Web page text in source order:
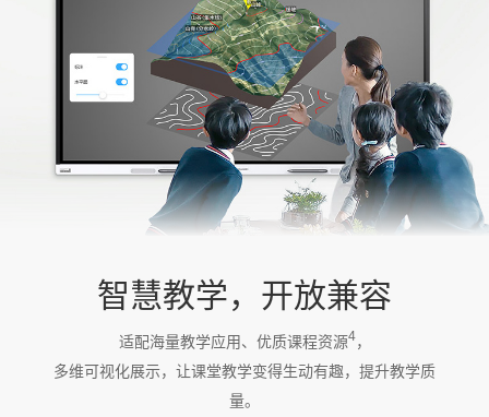
智慧教学，开放兼容
适配海量教学应用、优质课程资源4，
多维可视化展示，让课堂教学变得生动有趣，提升教学质
量。